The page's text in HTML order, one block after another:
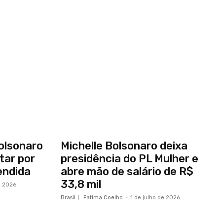
por
2026
Michelle Bolsonaro deixa
presidência do PL Mulher e
abre mão de salário de R$
33,8 mil
Brasil Fatima Coelho - 1 de julho de 2026